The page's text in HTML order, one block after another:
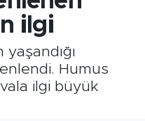
ilgi
yaşandığı
Humus
ilgi büyük